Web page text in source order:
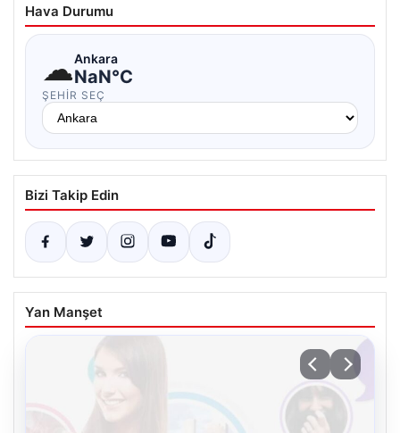
Hava Durumu
☁Ankara
NaN°C
ŞEHIR SEÇ
Bizi Takip Edin
Yan Manşet